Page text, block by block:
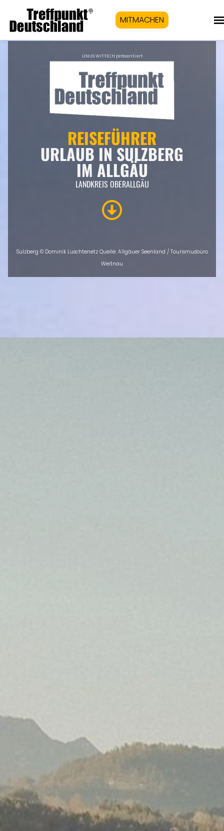
MITMACHEN
LINUS WITTICH präsentiert
REISEFÜHRER
URLAUB IN SULZBERG
IM ALLGÄU
LANDKREIS OBERALLGÄU
Sulzberg © Dominik Luschtenetz Quelle: Allgäuer Seenland / Tourismusbüro
Weitnau